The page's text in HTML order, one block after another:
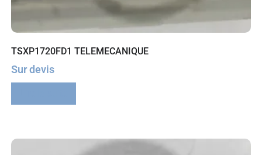
TSXP1720FD1 TELEMECANIQUE
Sur devis